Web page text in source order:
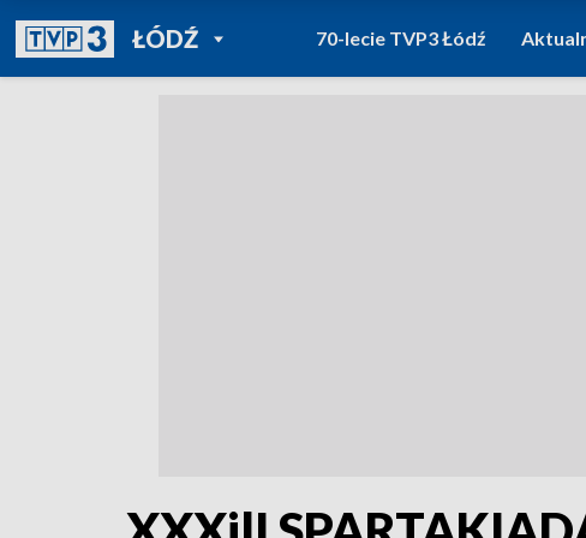
ŁÓDŹPOWRÓT DO
TVP REGIONY
70-lecie TVP3 Łódź